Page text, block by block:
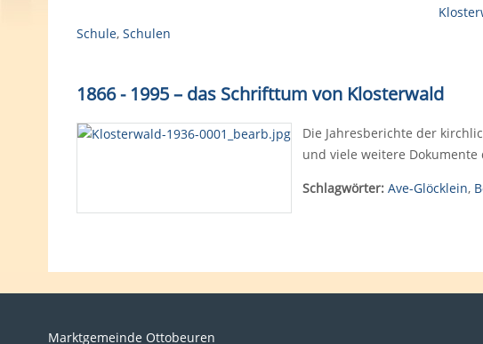
Schule, Schulen
1866 - 1995 – das Schrifttum von Klosterwald
Die Jahresberichte der
und viele weitere
Schlagwörter: Ave-Glöcklein,
Marktgemeinde Ottobeuren